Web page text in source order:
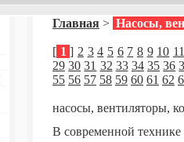
Главная > Насосы,
[ 1 ] 2 3 4 5 6 7 8 9 10 11
29 30 31 32 33 34 35 36
55 56 57 58 59 60 61 62
насосы, вентиляторы,
В современной